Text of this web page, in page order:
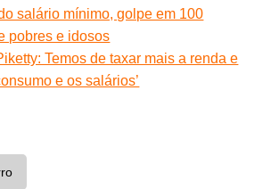
salário mínimo, golpe em 100
pobres e idosos
Temos de taxar mais a renda e
e os salários’